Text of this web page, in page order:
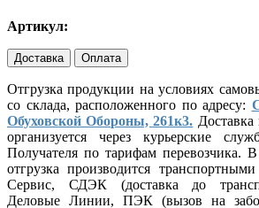
Артикул:
Доставка Оплата
Отгрузка продукции на условиях
со склада, расположенного по адресу:
Обуховской Обороны, 261к3. Доставка
организуется через курьерские
Получателя по тарифам перевозчика.
отгрузка производится
Сервис, СДЭК (доставка до
Деловые Линии, ПЭК (вызов на